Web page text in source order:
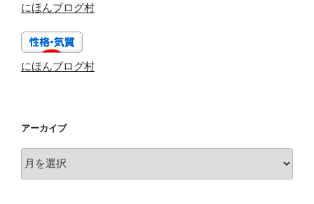
にほんブログ村
にほんブログ村
アーカイブ
ー